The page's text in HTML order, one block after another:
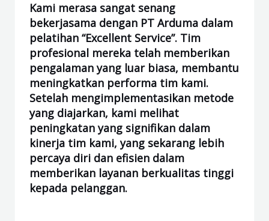
Kami merasa sangat senang
bekerjasama dengan PT Arduma dalam
pelatihan “Excellent Service”. Tim
profesional mereka telah memberikan
pengalaman yang luar biasa, membantu
meningkatkan performa tim kami.
Setelah mengimplementasikan metode
yang diajarkan, kami melihat
peningkatan yang signifikan dalam
kinerja tim kami, yang sekarang lebih
percaya diri dan efisien dalam
memberikan layanan berkualitas tinggi
kepada pelanggan.